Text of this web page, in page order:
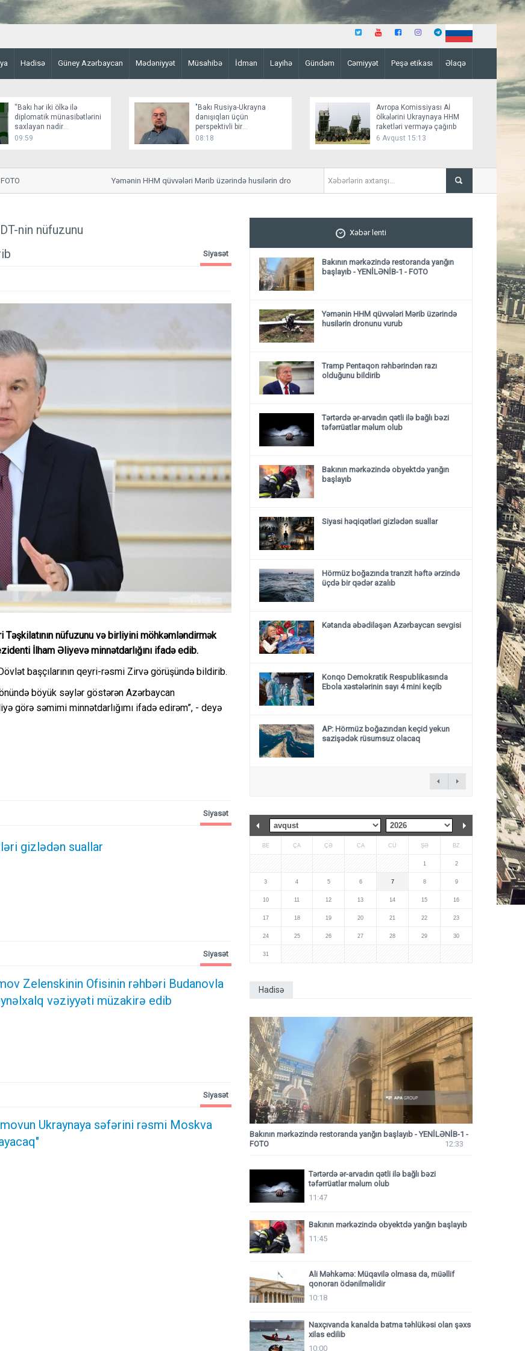
Hadisə Güney Azərbaycan Mədəniyyət Müsahibə İdman Layihə Gündəm Cəmiyyət Peşə etikası Əlaqə
“Bakı hər iki ölkə ilə
diplomatik münasibətlərini
saxlayan nadir
dövlətlərdəndir”
09:59
"Bakı Rusiya-Ukrayna
danışıqları üçün
perspektivli bir
platformadır"
08:18
Avropa Komissiyası Aİ
ölkələrini Ukraynaya HHM
raketləri verməyə çağırıb
6 Avqust 15:13
Yəmənin HHM qüvvələri Mərib üzərində husilərin dronunu vurub Tramp Pentaqon
nin nüfuzunu
Siyasət
nüfuzunu və birliyini möhkəmləndirmək
İlham Əliyevə minnətdarlığını ifadə edib.
başçılarının qeyri-rəsmi Zirvə görüşündə bildirib.
böyük səylər göstərən Azərbaycan
görə səmimi minnətdarlığımı ifadə edirəm”, - deyə
gizlədən suallar
Siyasət
Zelenskinin Ofisinin rəhbəri Budanovla
vəziyyəti müzakirə edib
Siyasət
Ukraynaya səfərini rəsmi Moskva
Siyasət
Xəbər lenti
Bakının mərkəzində restoranda yanğın
başlayıb - YENİLƏNİB-1 - FOTO
Yəmənin HHM qüvvələri Mərib üzərində
husilərin dronunu vurub
Tramp Pentaqon rəhbərindən razı
olduğunu bildirib
Tərtərdə ər-arvadın qətli ilə bağlı bəzi
təfərrüatlar məlum olub
Bakının mərkəzində obyektdə yanğın
başlayıb
Siyasi həqiqətləri gizlədən suallar
Hörmüz boğazında tranzit həftə ərzində
üçdə bir qədər azalıb
Kətanda əbədiləşən Azərbaycan sevgisi
Konqo Demokratik Respublikasında
Ebola xəstələrinin sayı 4 mini keçib
AP: Hörmüz boğazından keçid yekun
sazişədək rüsumsuz olacaq
BE ÇA ÇƏ CA CÜ ŞƏ BZ
1 2
3 4 5 6 7 8 9
10 11 12 13 14 15 16
17 18 19 20 21 22 23
24 25 26 27 28 29 30
31
Hadisə
Bakının mərkəzində restoranda yanğın başlayıb - YENİLƏNİB-1 -
FOTO
12:33
Tərtərdə ər-arvadın qətli ilə bağlı bəzi
təfərrüatlar məlum olub
11:47
Bakının mərkəzində obyektdə yanğın başlayıb
11:45
Ali Məhkəmə: Müqavilə olmasa da, müəllif
qonorarı ödənilməlidir
10:18
Naxçıvanda kanalda batma təhlükəsi olan şəxs
xilas edilib
10:00